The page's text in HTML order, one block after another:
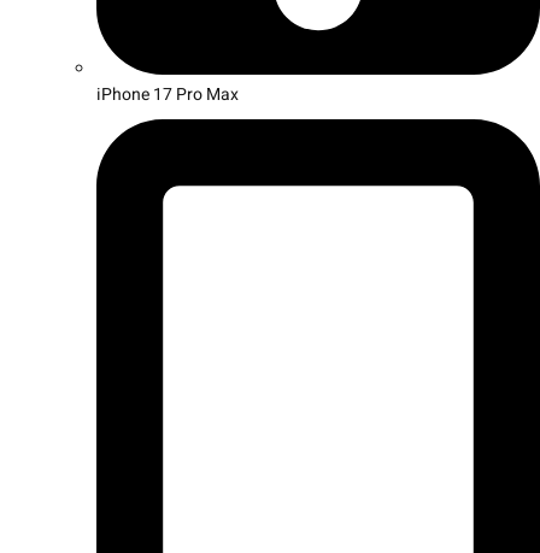
iPhone 17 Pro Max